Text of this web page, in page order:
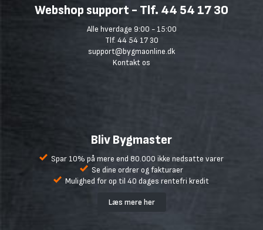
Webshop support - Tlf. 44 54 17 30
Alle hverdage 9:00 - 15:00
Tlf. 44 54 17 30
support@bygmaonline.dk
Kontakt os
Bliv Bygmaster
Spar 10% på mere end 80.000 ikke nedsatte varer
Se dine ordrer og fakturaer
Mulighed for op til 40 dages rentefri kredit
Læs mere her